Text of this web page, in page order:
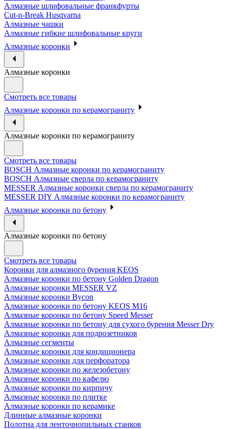
Алмазные шлифовальные франкфурты
Cut-n-Break Husqvarna
Алмазные чашки
Алмазные гибкие шлифовальные круги
Алмазные коронки
Алмазные коронки
Смотреть все товары
Алмазные коронки по керамограниту
Алмазные коронки по керамограниту
Смотреть все товары
BOSCH Алмазные коронки по керамограниту
BOSCH Алмазные сверла по керамограниту
MESSER Алмазные коронки сверла по керамограниту
MESSER DIY Алмазные коронки по керамограниту
Алмазные коронки по бетону
Алмазные коронки по бетону
Смотреть все товары
Коронки для алмазного бурения KEOS
Алмазные коронки по бетону Golden Dragon
Алмазные коронки MESSER VZ
Алмазные коронки Bycon
Алмазные коронки по бетону KEOS M16
Алмазные коронки по бетону Speed Messer
Алмазные коронки по бетону для сухого бурения Messer Dry
Алмазные коронки для подрозетников
Алмазные сегменты
Алмазные коронки для кондиционера
Алмазные коронки для перфоратора
Алмазные коронки по железобетону
Алмазные коронки по кафелю
Алмазные коронки по кирпичу
Алмазные коронки по плитке
Алмазные коронки по керамике
Длинные алмазные коронки
Полотна для ленточнопильных станков